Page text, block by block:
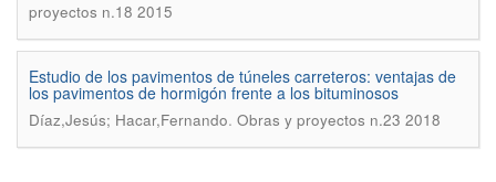
proyectos n.18 2015
Estudio de los pavimentos de túneles carreteros: ventajas de
los pavimentos de hormigón frente a los bituminosos
Díaz,Jesús; Hacar,Fernando. Obras y proyectos n.23 2018